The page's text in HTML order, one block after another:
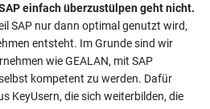
einfach überzustülpen geht nicht.
SAP nur dann optimal genutzt wird,
entsteht. Im Grunde sind wir
wie GEALAN, mit SAP
kompetent zu werden. Dafür
KeyUsern, die sich weiterbilden, die